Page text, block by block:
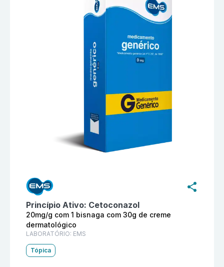
Princípio Ativo: Cetoconazol
20mg/g com 1 bisnaga com 30g de creme
dermatológico
LABORATÓRIO: EMS
Tópica